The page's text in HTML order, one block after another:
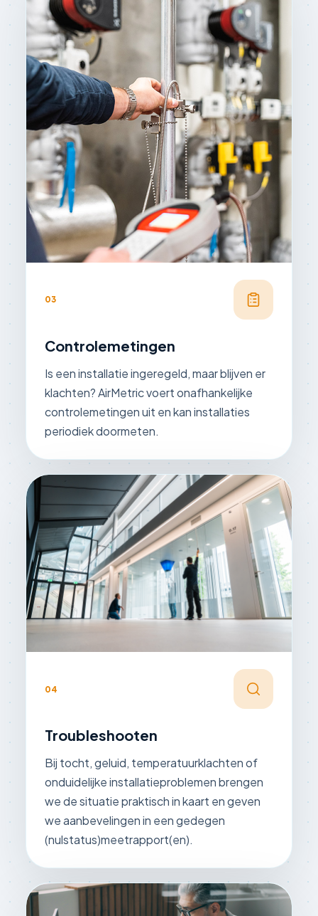
03
Controlemetingen
Is een installatie ingeregeld, maar blijven er
klachten? AirMetric voert onafhankelijke
controlemetingen uit en kan installaties
periodiek doormeten.
04
Troubleshooten
Bij tocht, geluid, temperatuurklachten of
onduidelijke installatieproblemen brengen
we de situatie praktisch in kaart en geven
we aanbevelingen in een gedegen
(nulstatus)meetrapport(en).